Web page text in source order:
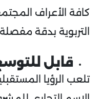
كافة الأعراف
التربوية بدقة
قابل
تلعب الرؤيا